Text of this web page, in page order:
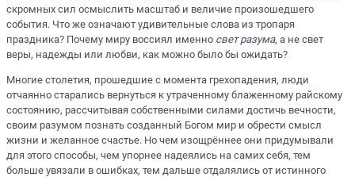
скромных сил осмыслить масштаб и величие произошедшего
события. Что же означают удивительные слова из тропаря
праздника? Почему миру воссиял именно свет разума, а не свет
веры, надежды или любви, как можно было бы ожидать?
Многие столетия, прошедшие с момента грехопадения, люди
отчаянно старались вернуться к утраченному блаженному райскому
состоянию, рассчитывая собственными силами достичь вечности,
своим разумом познать созданный Богом мир и обрести смысл
жизни и желанное счастье. Но чем изощрённее они придумывали
для этого способы, чем упорнее надеялись на самих себя, тем
больше увязали в ошибках, тем дальше отдалялись от истинного